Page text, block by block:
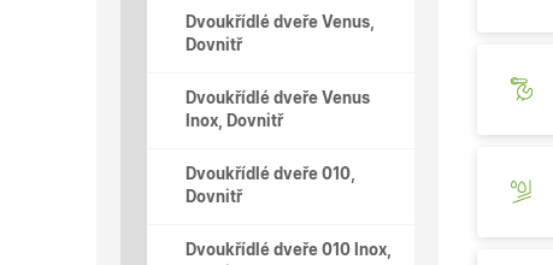
Dvoukřídlé dveře Venus,
Dovnitř
Dvoukřídlé dveře Venus
Inox, Dovnitř
Dvoukřídlé dveře 010,
Dovnitř
Dvoukřídlé dveře 010 Inox,